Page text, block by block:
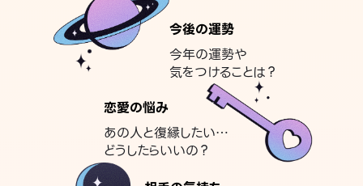
今後の運勢
今年の運勢や
気をつけることは？
恋愛の悩み
あの人と復縁したい…
どうしたらいいの？